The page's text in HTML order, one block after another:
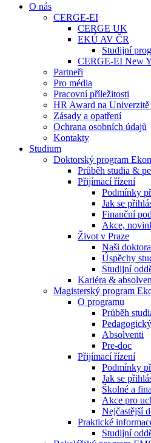
O nás
CERGE-EI
CERGE UK
EKÚ AV ČR
Studijní
CERGE-EI New
Partneři
Pro média
Pracovní příležitosti
HR Award na
Zásady a opatření
Ochrana osobních údajů
Kontakty
Studium
Doktorský program
Průběh studia &
Přijímací řízení
Podmínky
Jak se
Finanční
Akce,
Život v Praze
Naši
Úspěchy
Studijní
Kariéra &
Magisterský program
O programu
Průběh
Absolventi
Pre-doc
Přijímací řízení
Podmínky
Jak se
Školné a
Akce pro
Nejčastější
Praktické
Studijní